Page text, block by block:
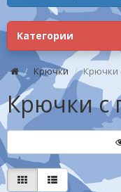
Категории
Крючки Крючки
Крючки с